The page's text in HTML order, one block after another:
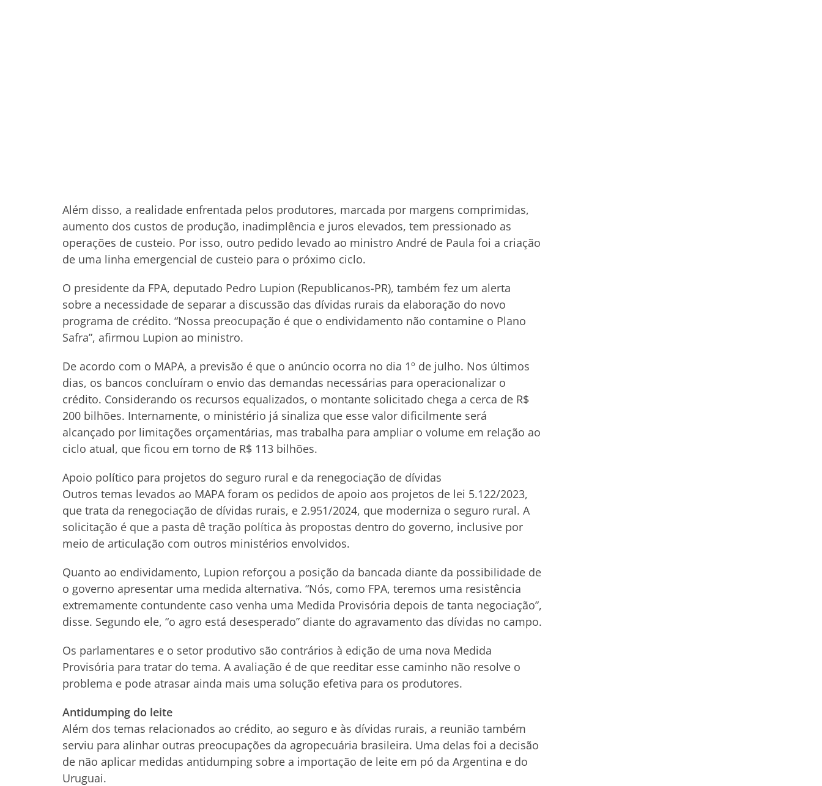
Além disso, a realidade enfrentada pelos produtores, marcada por margens comprimidas,
aumento dos custos de produção, inadimplência e juros elevados, tem pressionado as
operações de custeio. Por isso, outro pedido levado ao ministro André de Paula foi a criação
de uma linha emergencial de custeio para o próximo ciclo.
O presidente da FPA, deputado Pedro Lupion (Republicanos-PR), também fez um alerta
sobre a necessidade de separar a discussão das dívidas rurais da elaboração do novo
programa de crédito. “Nossa preocupação é que o endividamento não contamine o Plano
Safra”, afirmou Lupion ao ministro.
De acordo com o MAPA, a previsão é que o anúncio ocorra no dia 1º de julho. Nos últimos
dias, os bancos concluíram o envio das demandas necessárias para operacionalizar o
crédito. Considerando os recursos equalizados, o montante solicitado chega a cerca de R$
200 bilhões. Internamente, o ministério já sinaliza que esse valor dificilmente será
alcançado por limitações orçamentárias, mas trabalha para ampliar o volume em relação ao
ciclo atual, que ficou em torno de R$ 113 bilhões.
Apoio político para projetos do seguro rural e da renegociação de dívidas
Outros temas levados ao MAPA foram os pedidos de apoio aos projetos de lei 5.122/2023,
que trata da renegociação de dívidas rurais, e 2.951/2024, que moderniza o seguro rural. A
solicitação é que a pasta dê tração política às propostas dentro do governo, inclusive por
meio de articulação com outros ministérios envolvidos.
Quanto ao endividamento, Lupion reforçou a posição da bancada diante da possibilidade de
o governo apresentar uma medida alternativa. “Nós, como FPA, teremos uma resistência
extremamente contundente caso venha uma Medida Provisória depois de tanta negociação”,
disse. Segundo ele, “o agro está desesperado” diante do agravamento das dívidas no campo.
Os parlamentares e o setor produtivo são contrários à edição de uma nova Medida
Provisória para tratar do tema. A avaliação é de que reeditar esse caminho não resolve o
problema e pode atrasar ainda mais uma solução efetiva para os produtores.
Antidumping do leite
Além dos temas relacionados ao crédito, ao seguro e às dívidas rurais, a reunião também
serviu para alinhar outras preocupações da agropecuária brasileira. Uma delas foi a decisão
de não aplicar medidas antidumping sobre a importação de leite em pó da Argentina e do
Uruguai.